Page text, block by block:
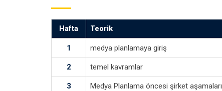
Hafta Teorik
1 medya planlamaya giriş
2 temel kavramlar
3 Medya Planlama öncesi şirket aşamaları